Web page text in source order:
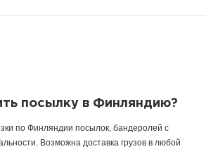
посылку в Финляндию?
по Финляндии посылок, бандеролей с
Возможна доставка грузов в любой